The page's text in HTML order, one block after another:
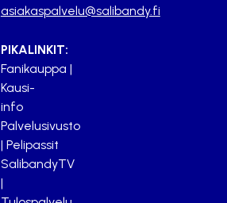
asiakaspalvelu@salibandy.fi
PIKALINKIT:
Fanikauppa |
Kausi-
info
Palvelusivusto
| Pelipassit
SalibandyTV
|